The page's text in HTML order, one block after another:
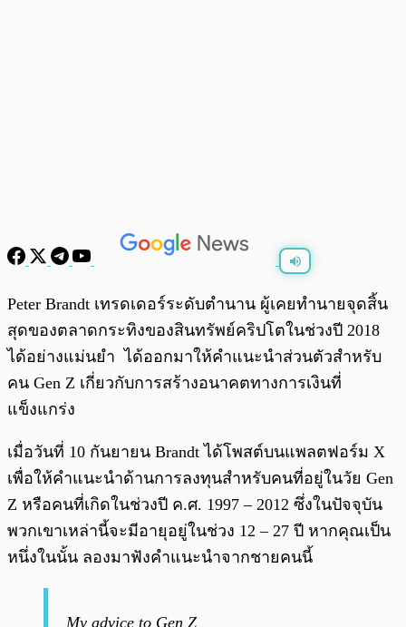
0:00
Peter Brandt เทรดเดอร์ระดับตำนาน ผู้เคยทำนายจุดสิ้น
สุดของตลาดกระทิงของสินทรัพย์คริปโตในช่วงปี 2018
ได้อย่างแม่นยำ ได้ออกมาให้คำแนะนำส่วนตัวสำหรับ
คน Gen Z เกี่ยวกับการสร้างอนาคตทางการเงินที่
แข็งแกร่ง
เมื่อวันที่ 10 กันยายน Brandt ได้โพสต์บนแพลตฟอร์ม X
เพื่อให้คำแนะนำด้านการลงทุนสำหรับคนที่อยู่ในวัย Gen
Z หรือคนที่เกิดในช่วงปี ค.ศ. 1997 – 2012 ซึ่งในปัจจุบัน
พวกเขาเหล่านี้จะมีอายุอยู่ในช่วง 12 – 27 ปี หากคุณเป็น
หนึ่งในนั้น ลองมาฟังคำแนะนำจากชายคนนี้
My advice to Gen Z